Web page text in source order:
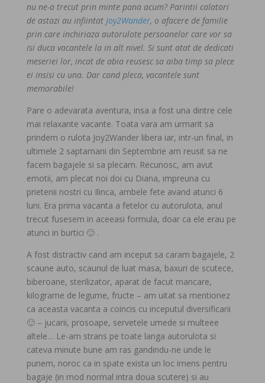
nu ne-a trecut prin minte pana acum? Parintii calatori
de astazi au infiintatJoy2Wander, o afacere de familie
prin care inchiriaza autorulote persoanelor care vor sa
isi duca vacantele la in alt nivel. Si sunt atat de dedicati
meseriei lor, incat de abia reusesc sa aiba timp sa plece
ei insisi cu una. Dar cand pleca, vacantele sunt
memorabile!
Pare o adevarata aventura, insa a fost una dintre cele
mai relaxante vacante. Toata vara am urmarit sa
prindem o rulota Joy2Wander libera iar, intr-un final, in
ultimele 2 saptamani din Septembrie am reusit sa ne
facem bagajele si sa plecam. Recunosc, am avut
emotii, am plecat noi doi cu Diana, impreuna cu
prietenii nostri cu Ilinca, ambele fete avand atunci 6
luni. Era prima vacanta a fetelor cu autorulota, anul
trecut fusesem in aceeasi formula, doar ca ele erau pe
atunci in burtici 🙂 .
A fost distractiv cand am inceput sa caram bagajele, 2
scaune auto, scaunul de luat masa, baxuri de scutece,
biberoane, sterilizator, aparat de facut mancare,
kilograme de legume, fructe – am uitat sa mentionez
ca aceasta vacanta a coincis cu inceputul diversificarii
🙂 – jucarii, prosoape, servetele umede si multeee
altele… Le-am strans pe toate langa autorulota si
cateva minute bune am ras gandindu-ne unde le
punem, noroc ca in spate exista un loc imens pentru
bagaje (in mod normal intra doua scutere) si au